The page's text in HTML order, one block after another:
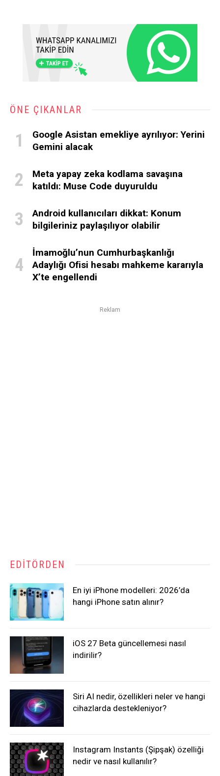
ÖNE ÇIKANLAR
Google Asistan emekliye ayrılıyor: Yerini
Gemini alacak
Meta yapay zeka kodlama savaşına
katıldı: Muse Code duyuruldu
Android kullanıcıları dikkat: Konum
bilgileriniz paylaşılıyor olabilir
İmamoğlu’nun Cumhurbaşkanlığı
Adaylığı Ofisi hesabı mahkeme kararıyla
X’te engellendi
Reklam
EDITÖRDEN
En iyi iPhone modelleri: 2026’da
hangi iPhone satın alınır?
iOS 27 Beta güncellemesi nasıl
indirilir?
Siri AI nedir, özellikleri neler ve hangi
cihazlarda destekleniyor?
Instagram Instants (Şipşak) özelliği
nedir ve nasıl kullanılır?